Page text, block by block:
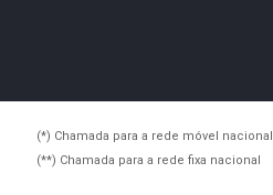
(*) Chamada para a rede móvel nacional
(**) Chamada para a rede fixa nacional